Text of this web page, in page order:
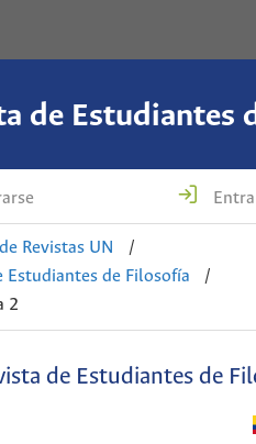
de Estudiantes
Revistas UN
/
Estudiantes de Filosofía
/
2
de Estudiantes de